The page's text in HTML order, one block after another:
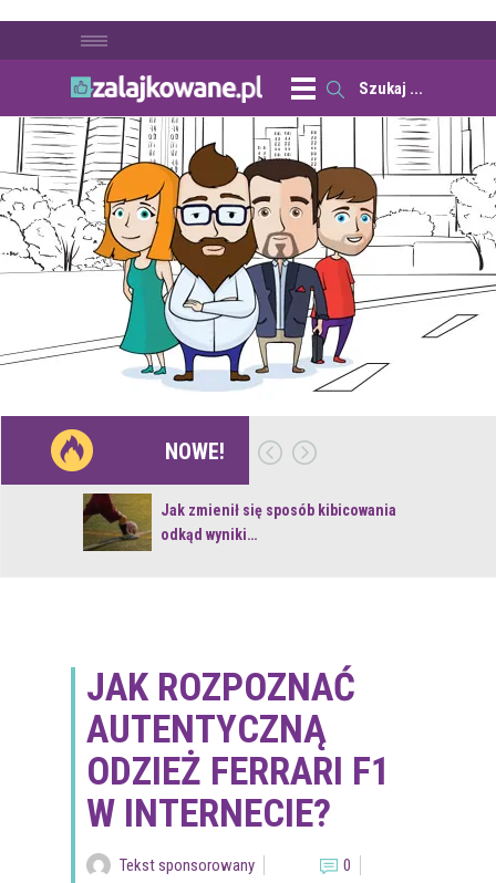
NOWE!
Jak zmienił się sposób kibicowania
odkąd wyniki…
JAK ROZPOZNAĆ
AUTENTYCZNĄ
ODZIEŻ FERRARI F1
W INTERNECIE?
Tekst sponsorowany
0